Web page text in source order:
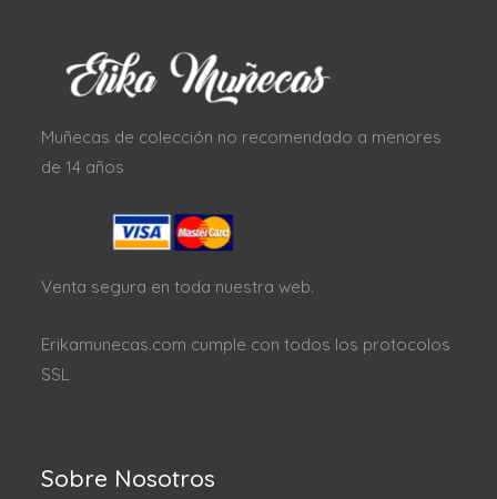
Muñecas de colección no recomendado a menores
de 14 años
Venta segura en toda nuestra web.
Erikamunecas.com cumple con todos los protocolos
SSL
Sobre Nosotros